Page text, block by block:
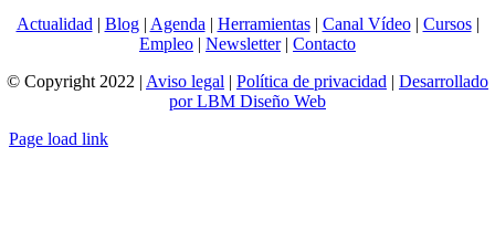
Actualidad | Blog| Agenda | Herramientas| Canal Vídeo| Cursos|
Empleo | Newsletter| Contacto
© Copyright 2022 | Aviso legal | Política de privacidad | Desarrollado
por LBM Diseño Web
Page load link